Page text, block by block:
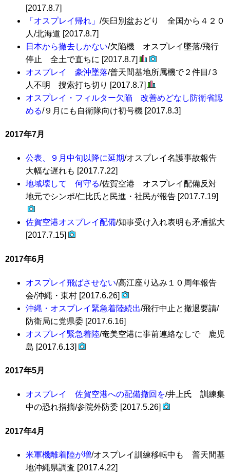
[2017.8.7]
「オスプレイ帰れ」 /矢臼別盆おどり 全国から４２０
人/北海道 [2017.8.7]
日本から撤去しかない/欠陥機 オスプレイ墜落/飛行
停止 全土で直ちに [2017.8.7]
オスプレイ 豪沖墜落/普天間基地所属機で２件目/３
人不明 捜索打ち切り [2017.8.7]
オスプレイ・フィルター欠陥 改善めどなし防衛省認
める/９月にも自衛隊向け初号機 [2017.8.3]
2017年7月
公表、９月中旬以降に延期/オスプレイ名護事故報告
大幅な遅れも [2017.7.22]
地域壊して 何守る/佐賀空港 オスプレイ配備反対
地元でシンポ/仁比氏と民進・社民が報告 [2017.7.19]
佐賀空港オスプレイ配備/知事受け入れ表明も矛盾拡大
[2017.7.15]
2017年6月
オスプレイ飛ばさせない/高江座り込み１０周年報告
会/沖縄・東村 [2017.6.26]
沖縄・オスプレイ緊急着陸続出/飛行中止と撤退要請/
防衛局に党県委 [2017.6.16]
オスプレイ緊急着陸/奄美空港に事前連絡なしで 鹿児
島 [2017.6.13]
2017年5月
オスプレイ 佐賀空港への配備撤回を/井上氏 訓練集
中の恐れ指摘/参院外防委 [2017.5.26]
2017年4月
米軍機離着陸が増/オスプレイ訓練移転中も 普天間基
地沖縄県調査 [2017.4.22]